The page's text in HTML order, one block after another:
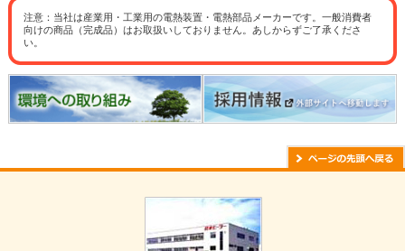
注意：当社は産業用・工業用の電熱装置・電熱部品メーカーです。一般消費者
向けの商品（完成品）はお取扱いしておりません。あしからずご了承くださ
い。